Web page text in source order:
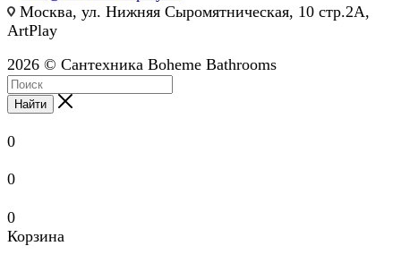
Москва, ул. Нижняя Сыромятническая, 10 стр.2А,
ArtPlay
2026 © Сантехника Boheme Bathrooms
Найти
0
0
0
Корзина